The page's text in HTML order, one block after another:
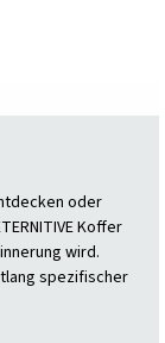
oder
Koffer
wird.
spezifischer